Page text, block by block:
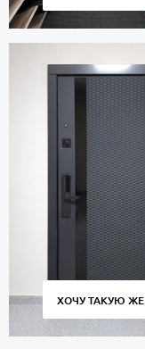
ХОЧУ ТАКУЮ ЖЕ